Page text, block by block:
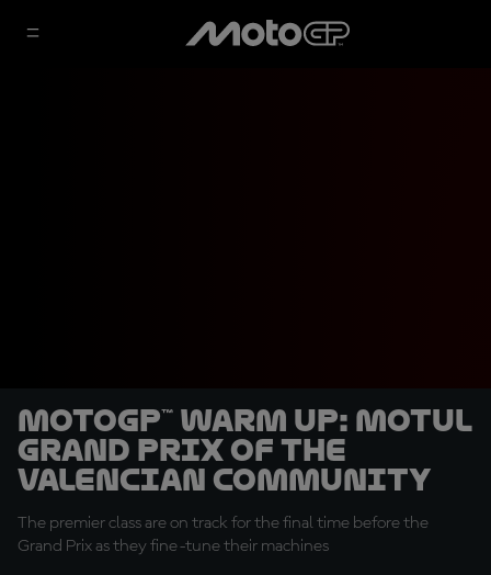
MotoGP™ Warm Up: Motul
Grand Prix of the
Valencian Community
The premier class are on track for the final time before the
Grand Prix as they fine-tune their machines